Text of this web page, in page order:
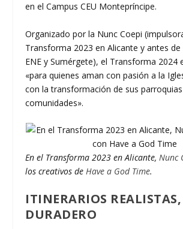
en el Campus CEU Montepríncipe.
Organizado por la Nunc Coepi
Transforma 2023 en Alicante y antes
ENE y Sumérgete), el Transforma 2024
«para quienes aman con pasión a la
con la transformación de sus
comunidades».
En el Transforma 2023 en Alicante,Nunc
los creativos deHave a God Time.
ITINERARIOS
DURADERO